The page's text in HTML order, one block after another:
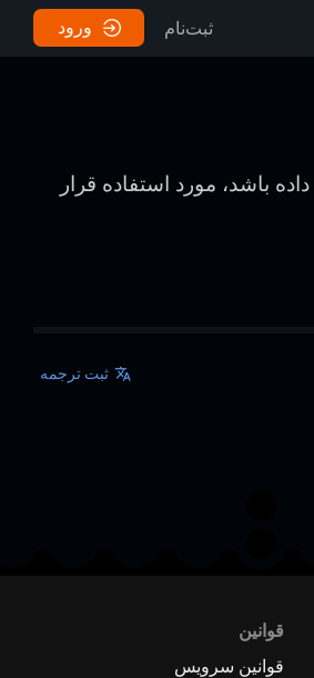
ثبت‌نام ورود
باشد، مورد استفاده قرار
ثبت ترجمه
قوانین
قوانین سرویس